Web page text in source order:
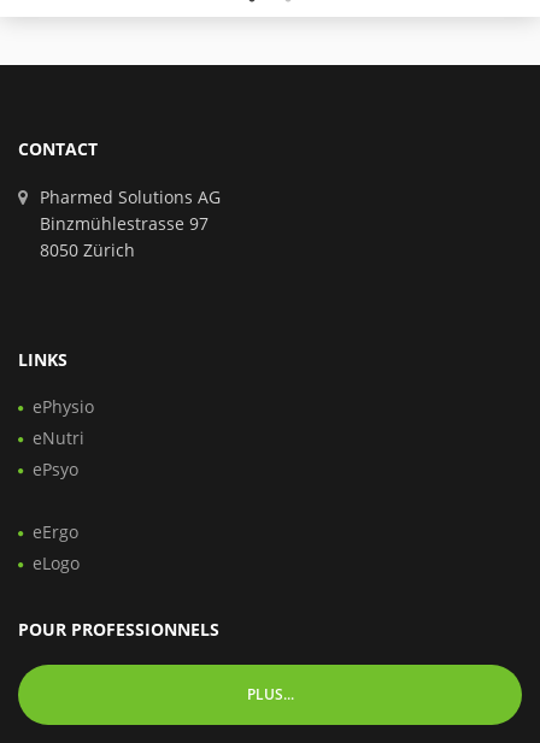
CONTACT
Pharmed Solutions AG
Binzmühlestrasse 97
8050 Zürich
LINKS
ePhysio
eNutri
ePsyo
eErgo
eLogo
POUR PROFESSIONNELS
PLUS...